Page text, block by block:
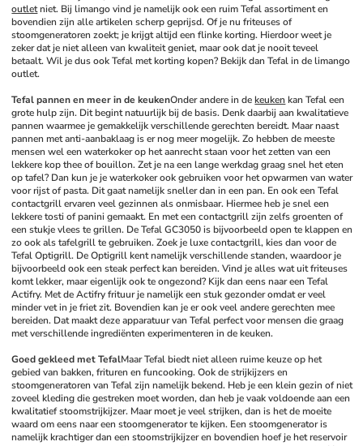
outlet niet. Bij limango vind je namelijk ook een ruim Tefal assortiment en
bovendien zijn alle artikelen scherp geprijsd. Of je nu friteuses of
stoomgeneratoren zoekt; je krijgt altijd een flinke korting. Hierdoor weet je
zeker dat je niet alleen van kwaliteit geniet, maar ook dat je nooit teveel
betaalt. Wil je dus ook Tefal met korting kopen? Bekijk dan Tefal in de limango
outlet.
Tefal pannen en meer in de keukenOnder andere in de keuken kan Tefal een
grote hulp zijn. Dit begint natuurlijk bij de basis. Denk daarbij aan kwalitatieve
pannen waarmee je gemakkelijk verschillende gerechten bereidt. Maar naast
pannen met anti-aanbaklaag is er nog meer mogelijk. Zo hebben de meeste
mensen wel een waterkoker op het aanrecht staan voor het zetten van een
lekkere kop thee of bouillon. Zet je na een lange werkdag graag snel het eten
op tafel? Dan kun je je waterkoker ook gebruiken voor het opwarmen van water
voor rijst of pasta. Dit gaat namelijk sneller dan in een pan. En ook een Tefal
contactgrill ervaren veel gezinnen als onmisbaar. Hiermee heb je snel een
lekkere tosti of panini gemaakt. En met een contactgrill zijn zelfs groenten of
een stukje vlees te grillen. De Tefal GC3050 is bijvoorbeeld open te klappen en
zo ook als tafelgrill te gebruiken. Zoek je luxe contactgrill, kies dan voor de
Tefal Optigrill. De Optigrill kent namelijk verschillende standen, waardoor je
bijvoorbeeld ook een steak perfect kan bereiden. Vind je alles wat uit friteuses
komt lekker, maar eigenlijk ook te ongezond? Kijk dan eens naar een Tefal
Actifry. Met de Actifry frituur je namelijk een stuk gezonder omdat er veel
minder vet in je friet zit. Bovendien kan je er ook veel andere gerechten mee
bereiden. Dat maakt deze apparatuur van Tefal perfect voor mensen die graag
met verschillende ingrediënten experimenteren in de keuken.
Goed gekleed met TefalMaar Tefal biedt niet alleen ruime keuze op het
gebied van bakken, frituren en funcooking. Ook de strijkijzers en
stoomgeneratoren van Tefal zijn namelijk bekend. Heb je een klein gezin of niet
zoveel kleding die gestreken moet worden, dan heb je vaak voldoende aan een
kwalitatief stoomstrijkijzer. Maar moet je veel strijken, dan is het de moeite
waard om eens naar een stoomgenerator te kijken. Een stoomgenerator is
namelijk krachtiger dan een stoomstrijkijzer en bovendien hoef je het reservoir